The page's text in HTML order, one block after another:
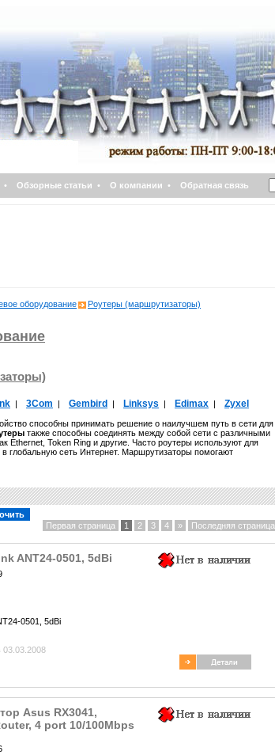
• Обзорные статьи • О компании • Обратная связь
оборудование Роутеры (маршрутизаторы)
| 3Com | Gembird | Linksys | Edimax | Zyxel
способны принимать решение о наилучшем путь в сети для
также способны соединять между собой сети с различными
Ethernet, Token Ring и другие. Часто роутеры используют для
в глобальную сеть Интернет. Маршрутизаторы помогают
Первая страница 1 2 3 4 » Последняя страница
ANT24-0501, 5dBi
0501, 5dBi
03.03.2008
Asus RX3041,
4 port 10/100Mbps